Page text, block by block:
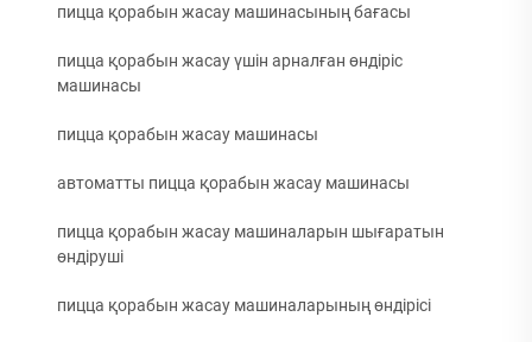
пицца қорабын жасау машинасының бағасы
пицца қорабын жасау үшін арналған өндіріс
машинасы
пицца қорабын жасау машинасы
автоматты пицца қорабын жасау машинасы
пицца қорабын жасау машиналарын шығаратын
өндіруші
пицца қорабын жасау машиналарының өндірісі